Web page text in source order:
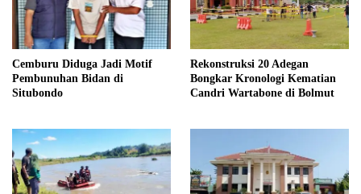
Cemburu Diduga Jadi Motif
Pembunuhan Bidan di
Situbondo
Rekonstruksi 20 Adegan
Bongkar Kronologi Kematian
Candri Wartabone di Bolmut